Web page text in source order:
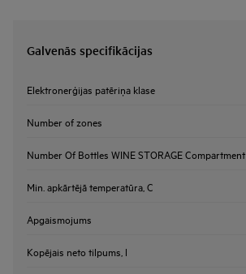
Galvenās specifikācijas
Elektronerģijas patēriņa klase
Number of zones
Number Of Bottles WINE STORAGE Compartment
Min. apkārtējā temperatūra, C
Apgaismojums
Kopējais neto tilpums, l